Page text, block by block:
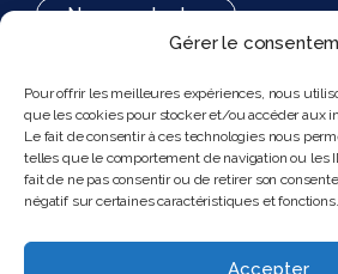
Gérer le
Pour offrir les meilleures expériences, nous
que les cookies pour stocker et/ou accéder aux
Le fait de consentir à ces technologies nous
telles que le comportement de navigation ou les
fait de ne pas consentir ou de retirer son
négatif sur certaines caractéristiques et fonctions.
Accepter
Nous contacter
194, rue de Rivoli 75001 Paris
Nous suivre